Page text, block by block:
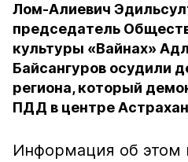
Лом-Алиевич
председатель
культуры «Вайнах»
Байсангуров осудили
региона, который
ПДД в центре
Информация об этом